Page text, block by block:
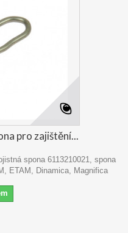
pro zajištění...
spona 6113210021, spona
ETAM, Dinamica, Magnifica